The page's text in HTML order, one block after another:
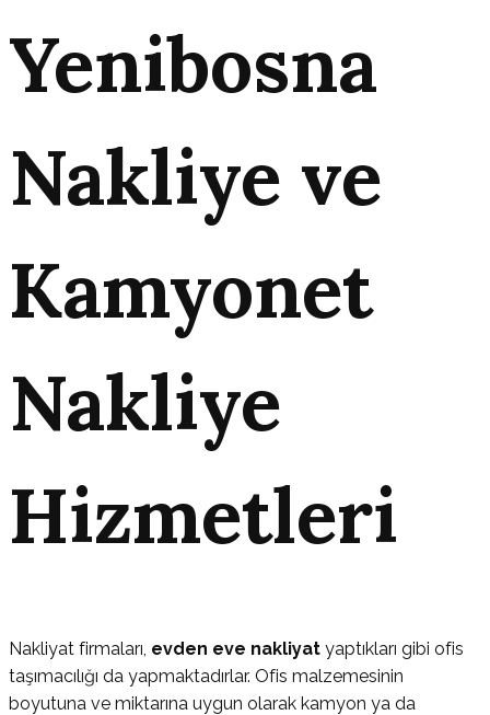
Yenibosna
Nakliye ve
Kamyonet
Nakliye
Hizmetleri
Nakliyat firmaları, evden eve nakliyat yaptıkları gibi ofis
taşımacılığı da yapmaktadırlar. Ofis malzemesinin
boyutuna ve miktarına uygun olarak kamyon ya da